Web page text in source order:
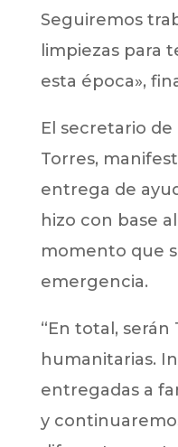
Seguiremos
limpiezas para
esta época»,
El secretario
Torres,
entrega de
hizo con base
momento que
emergencia.
“En total, serán
humanitarias.
entregadas a
y